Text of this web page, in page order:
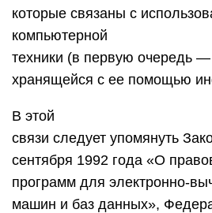
которые связаны с
компьютерной
техники (в первую очередь
хранящейся с ее помощью
В этой
связи следует упомянуть
сентября 1992 года «О
программ для электронно-
машин и баз данных»,